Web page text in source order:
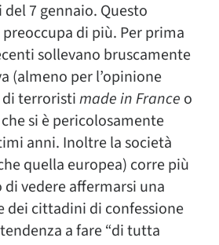
7 gennaio. Questo
preoccupa di più. Per prima
sollevano bruscamente
(almeno per l’opinione
terroristimade in France o
si è pericolosamente
anni. Inoltre la società
quella europea) corre più
vedere affermarsi una
dei cittadini di confessione
a fare “di tutta